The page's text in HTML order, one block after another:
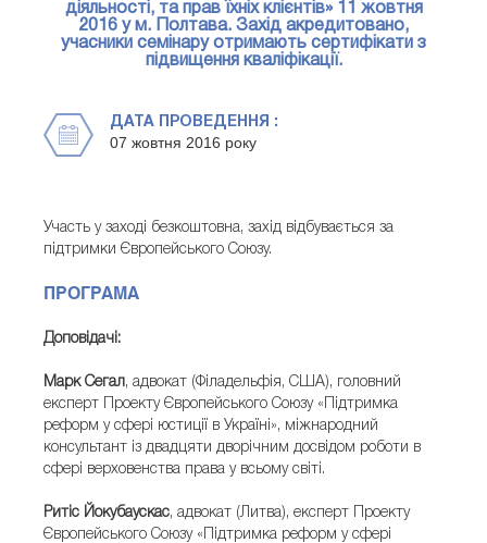
діяльності, та прав їхніх клієнтів» 11 жовтня
2016 у м. Полтава. Захід акредитовано,
учасники семінару отримають сертифікати з
підвищення кваліфікації.
ДАТА ПРОВЕДЕННЯ :
07 жовтня 2016 року
Участь у заході безкоштовна, захід відбувається за
підтримки Європейського Союзу.
ПРОГРАМА
Доповідачі:
Марк Сегал, адвокат (Філадельфія, США), головний
експерт Проекту Європейського Союзу «Підтримка
реформ у сфері юстиції в Україні», міжнародний
консультант із двадцяти дворічним досвідом роботи в
сфері верховенства права у всьому світі.
Ритіс Йокубаускас, адвокат (Литва), експерт Проекту
Європейського Союзу «Підтримка реформ у сфері